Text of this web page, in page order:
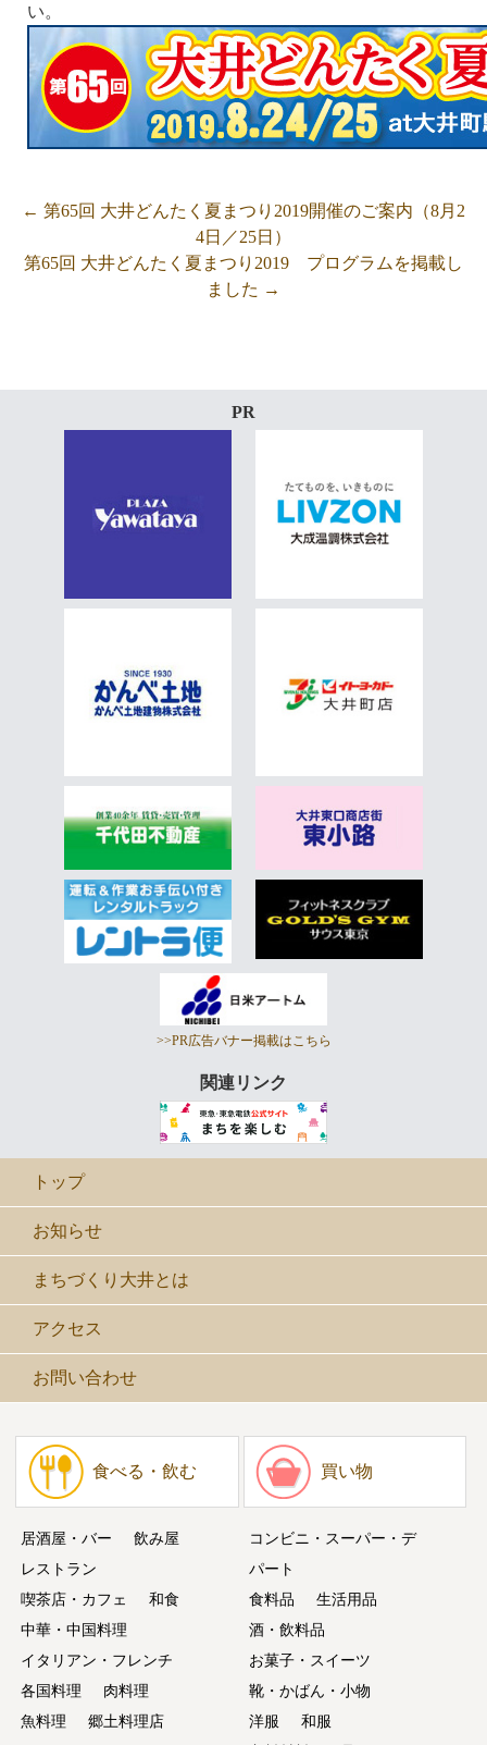
い。
← 第65回 大井どんたく夏まつり2019開催のご案内（8月2
4日／25日）
第65回 大井どんたく夏まつり2019 プログラムを掲載し
ました →
PR
>>PR広告バナー掲載はこちら
関連リンク
トップ
お知らせ
まちづくり大井とは
アクセス
お問い合わせ
食べる・飲む
居酒屋・バー
飲み屋
レストラン
喫茶店・カフェ
和食
中華・中国料理
イタリアン・フレンチ
各国料理
肉料理
魚料理
郷土料理店
買い物
コンビニ・スーパー・デ
パート
食料品
生活用品
酒・飲料品
お菓子・スイーツ
靴・かばん・小物
洋服
和服